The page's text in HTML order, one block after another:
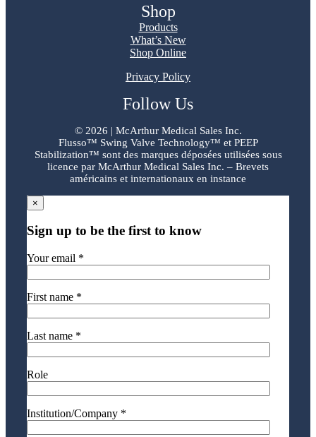
Shop
Products
What’s New
Shop Online
Privacy Policy
Follow Us
© 2026 | McArthur Medical Sales Inc.
Flusso™ Swing Valve Technology™ et PEEP
Stabilization™ sont des marques déposées utilisées sous
licence par McArthur Medical Sales Inc. – Brevets
américains et internationaux en instance
×
Sign up to be the first to know
Your email *
First name *
Last name *
Role
Institution/Company *